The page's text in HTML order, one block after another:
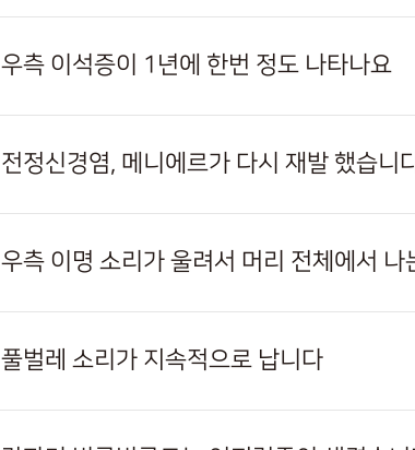
우측 이석증이 1년에 한번 정도 나타나요
전정신경염, 메니에르가 다시 재발 했습니
우측 이명 소리가 울려서 머리 전체에서 나
풀벌레 소리가 지속적으로 납니다